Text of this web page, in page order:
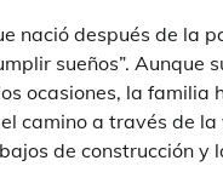
nació después de la
sueños”. Aunque
ocasiones, la familia
camino a través de
de construcción y